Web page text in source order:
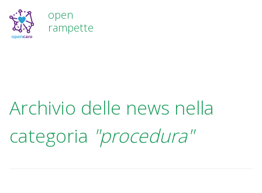
open
rampette
Archivio delle news nella
categoria "procedura"